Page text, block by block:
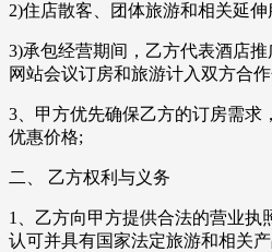
2)住店散客、团体旅游和相关延伸
3)承包经营期间，乙方代表酒店推
网站会议订房和旅游计入双方合
3、甲方优先确保乙方的订房需求
优惠价格;
二、 乙方权利与义务
1、乙方向甲方提供合法的营业执
认可并具有国家法定旅游和相关